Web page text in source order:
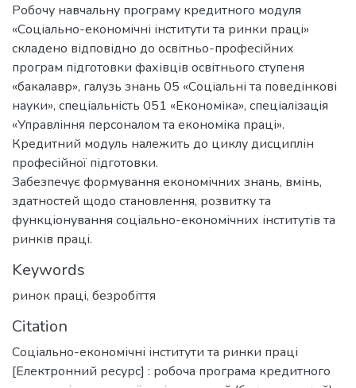
Робочу навчальну програму кредитного модуля
«Соціально-економічні інститути та ринки праці»
складено відповідно до освітньо-професійних
програм підготовки фахівців освітнього ступеня
«бакалавр», галузь знань 05 «Соціальні та поведінкові
науки», спеціальність 051 «Економіка», спеціалізація
«Управління персоналом та економіка праці».
Кредитний модуль належить до циклу дисциплін
професійної підготовки.
Забезпечує формування економічних знань, вмінь,
здатностей щодо становлення, розвитку та
функціонування соціально-економічних інститутів та
ринків праці.
Keywords
ринок праці, безробіття
Citation
Соціально-економічні інститути та ринки праці
[Електронний ресурс] : робоча програма кредитного